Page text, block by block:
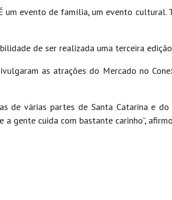
um evento de família, um evento cultural.
de ser realizada uma terceira
as atrações do Mercado no
de várias partes de Santa Catarina e
gente cuida com bastante carinho”,